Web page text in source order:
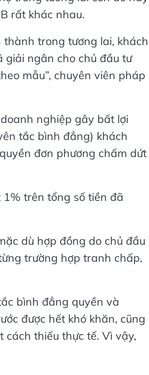
rất khác nhau.
trong tương lai, khách
giải ngân cho chủ đầu tư
mẫu”, chuyên viên pháp
nghiệp gây bất lợi
tắc bình đẳng) khách
đơn phương chấm dứt
trên tổng số tiền đã
dù hợp đồng do chủ đầu
trường hợp tranh chấp,
bình đẳng quyền và
được hết khó khăn, cũng
thiếu thực tế. Vì vậy,